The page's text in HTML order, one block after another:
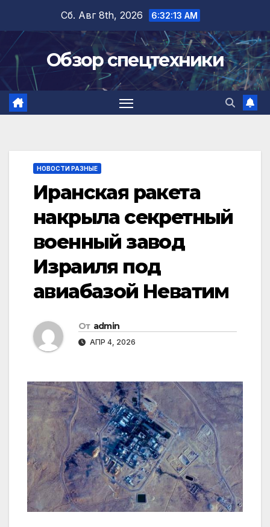
содержимому
Сб. Авг 8th, 2026 6:32:13 AM
Обзор спецтехники
НОВОСТИ РАЗНЫЕ
Иранская ракета
накрыла секретный
военный завод
Израиля под
авиабазой Неватим
От admin
АПР 4, 2026